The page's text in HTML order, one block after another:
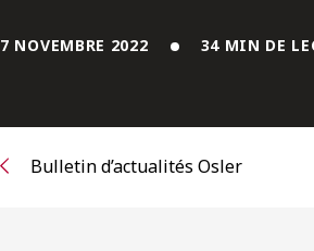
7 NOVEMBRE 2022 34 MIN DE
Bulletin d’actualités Osler